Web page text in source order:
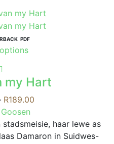
PDF
This
multiple
variants.
The
options
may
my Hart
R189.00Price
R69.00
through
stadsmeisie, haar lewe as
Damaron in Suidwes-